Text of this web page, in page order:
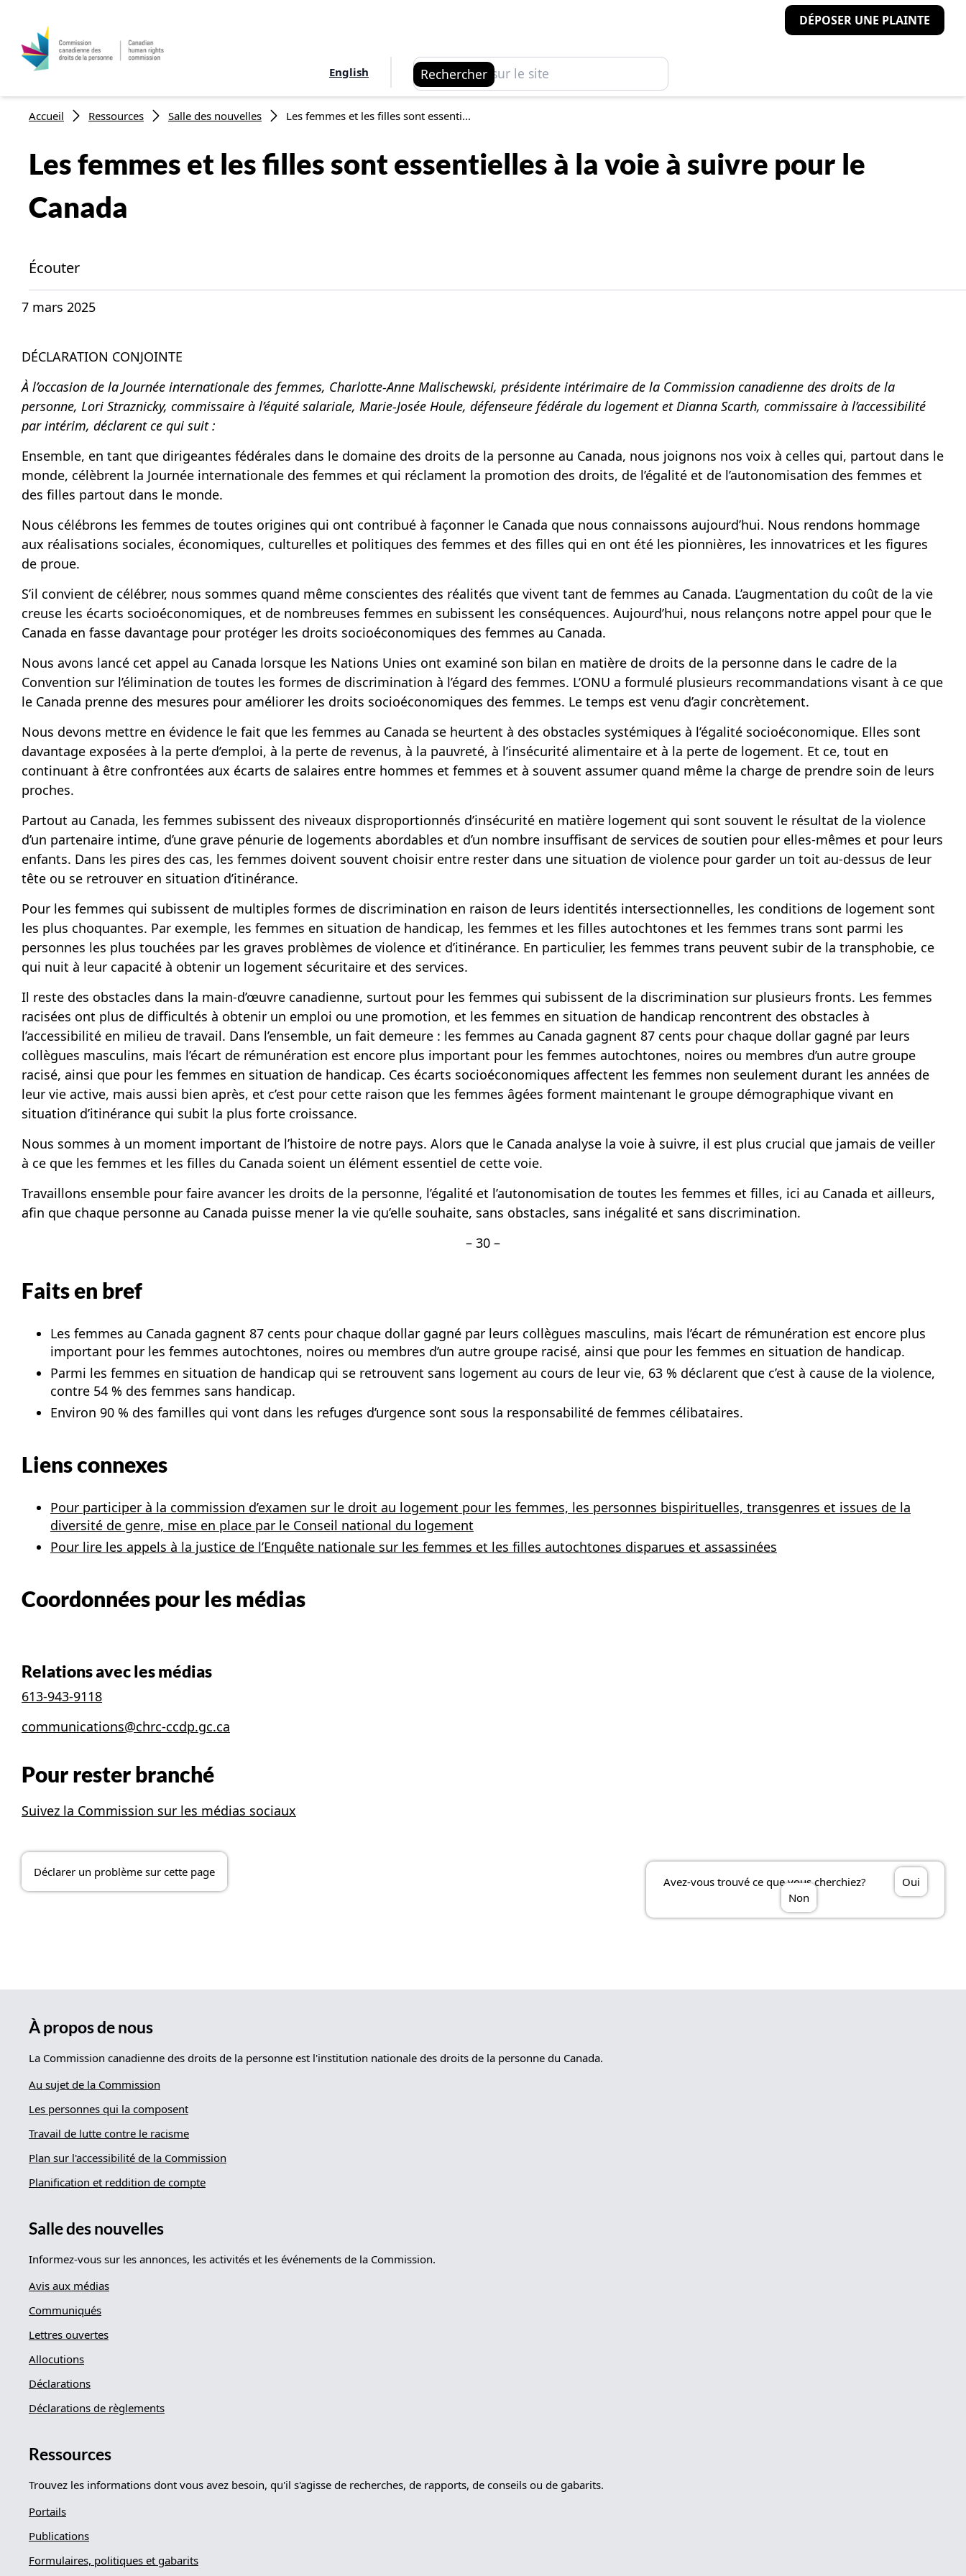
DÉPOSER UNE PLAINTE
English Rechercher
Rechercher
Fil d'Ariane
Accueil Ressources Salle des nouvelles Les femmes et les filles sont essenti...
Les femmes et les filles sont essentielles à la voie à suivre pour le
Canada
Écouter
7 mars 2025
DÉCLARATION CONJOINTE
À l’occasion de la Journée internationale des femmes, Charlotte-Anne Malischewski, présidente intérimaire de la Commission canadienne des droits de la
personne, Lori Straznicky, commissaire à l’équité salariale, Marie-Josée Houle, défenseure fédérale du logement et Dianna Scarth, commissaire à l’accessibilité
par intérim, déclarent ce qui suit :
Ensemble, en tant que dirigeantes fédérales dans le domaine des droits de la personne au Canada, nous joignons nos voix à celles qui, partout dans le
monde, célèbrent la Journée internationale des femmes et qui réclament la promotion des droits, de l’égalité et de l’autonomisation des femmes et
des filles partout dans le monde.
Nous célébrons les femmes de toutes origines qui ont contribué à façonner le Canada que nous connaissons aujourd’hui. Nous rendons hommage
aux réalisations sociales, économiques, culturelles et politiques des femmes et des filles qui en ont été les pionnières, les innovatrices et les figures
de proue.
S’il convient de célébrer, nous sommes quand même conscientes des réalités que vivent tant de femmes au Canada. L’augmentation du coût de la vie
creuse les écarts socioéconomiques, et de nombreuses femmes en subissent les conséquences. Aujourd’hui, nous relançons notre appel pour que le
Canada en fasse davantage pour protéger les droits socioéconomiques des femmes au Canada.
Nous avons lancé cet appel au Canada lorsque les Nations Unies ont examiné son bilan en matière de droits de la personne dans le cadre de la
Convention sur l’élimination de toutes les formes de discrimination à l’égard des femmes. L’ONU a formulé plusieurs recommandations visant à ce que
le Canada prenne des mesures pour améliorer les droits socioéconomiques des femmes. Le temps est venu d’agir concrètement.
Nous devons mettre en évidence le fait que les femmes au Canada se heurtent à des obstacles systémiques à l’égalité socioéconomique. Elles sont
davantage exposées à la perte d’emploi, à la perte de revenus, à la pauvreté, à l’insécurité alimentaire et à la perte de logement. Et ce, tout en
continuant à être confrontées aux écarts de salaires entre hommes et femmes et à souvent assumer quand même la charge de prendre soin de leurs
proches.
Partout au Canada, les femmes subissent des niveaux disproportionnés d’insécurité en matière logement qui sont souvent le résultat de la violence
d’un partenaire intime, d’une grave pénurie de logements abordables et d’un nombre insuffisant de services de soutien pour elles-mêmes et pour leurs
enfants. Dans les pires des cas, les femmes doivent souvent choisir entre rester dans une situation de violence pour garder un toit au-dessus de leur
tête ou se retrouver en situation d’itinérance.
Pour les femmes qui subissent de multiples formes de discrimination en raison de leurs identités intersectionnelles, les conditions de logement sont
les plus choquantes. Par exemple, les femmes en situation de handicap, les femmes et les filles autochtones et les femmes trans sont parmi les
personnes les plus touchées par les graves problèmes de violence et d’itinérance. En particulier, les femmes trans peuvent subir de la transphobie, ce
qui nuit à leur capacité à obtenir un logement sécuritaire et des services.
Il reste des obstacles dans la main-d’œuvre canadienne, surtout pour les femmes qui subissent de la discrimination sur plusieurs fronts. Les femmes
racisées ont plus de difficultés à obtenir un emploi ou une promotion, et les femmes en situation de handicap rencontrent des obstacles à
l’accessibilité en milieu de travail. Dans l’ensemble, un fait demeure : les femmes au Canada gagnent 87 cents pour chaque dollar gagné par leurs
collègues masculins, mais l’écart de rémunération est encore plus important pour les femmes autochtones, noires ou membres d’un autre groupe
racisé, ainsi que pour les femmes en situation de handicap. Ces écarts socioéconomiques affectent les femmes non seulement durant les années de
leur vie active, mais aussi bien après, et c’est pour cette raison que les femmes âgées forment maintenant le groupe démographique vivant en
situation d’itinérance qui subit la plus forte croissance.
Nous sommes à un moment important de l’histoire de notre pays. Alors que le Canada analyse la voie à suivre, il est plus crucial que jamais de veiller
à ce que les femmes et les filles du Canada soient un élément essentiel de cette voie.
Travaillons ensemble pour faire avancer les droits de la personne, l’égalité et l’autonomisation de toutes les femmes et filles, ici au Canada et ailleurs,
afin que chaque personne au Canada puisse mener la vie qu’elle souhaite, sans obstacles, sans inégalité et sans discrimination.
– 30 –
Faits en bref
Les femmes au Canada gagnent 87 cents pour chaque dollar gagné par leurs collègues masculins, mais l’écart de rémunération est encore plus
important pour les femmes autochtones, noires ou membres d’un autre groupe racisé, ainsi que pour les femmes en situation de handicap.
Parmi les femmes en situation de handicap qui se retrouvent sans logement au cours de leur vie, 63 % déclarent que c’est à cause de la violence,
contre 54 % des femmes sans handicap.
Environ 90 % des familles qui vont dans les refuges d’urgence sont sous la responsabilité de femmes célibataires.
Liens connexes
Pour participer à la commission d’examen sur le droit au logement pour les femmes, les personnes bispirituelles, transgenres et issues de la
diversité de genre, mise en place par le Conseil national du logement
Pour lire les appels à la justice de l’Enquête nationale sur les femmes et les filles autochtones disparues et assassinées
Coordonnées pour les médias
Relations avec les médias
613-943-9118
communications@chrc-ccdp.gc.ca
Pour rester branché
Suivez la Commission sur les médias sociaux
Déclarer un problème sur cette page
Avez-vous trouvé ce que vous cherchiez?
Oui
Non
À propos de nous
La Commission canadienne des droits de la personne est l'institution nationale des droits de la personne du Canada.
Au sujet de la Commission
Les personnes qui la composent
Travail de lutte contre le racisme
Plan sur l'accessibilité de la Commission
Planification et reddition de compte
Salle des nouvelles
Informez-vous sur les annonces, les activités et les événements de la Commission.
Avis aux médias
Communiqués
Lettres ouvertes
Allocutions
Déclarations
Déclarations de règlements
Ressources
Trouvez les informations dont vous avez besoin, qu'il s'agisse de recherches, de rapports, de conseils ou de gabarits.
Portails
Publications
Formulaires, politiques et gabarits